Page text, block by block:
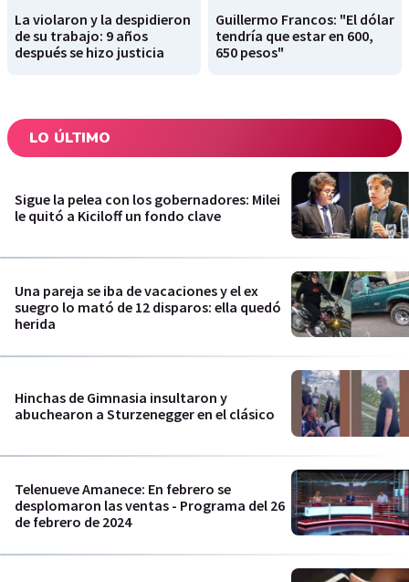
La violaron y la despidieron
de su trabajo: 9 años
después se hizo justicia
Guillermo Francos: "El dólar
tendría que estar en 600,
650 pesos"
LO ÚLTIMO
Sigue la pelea con los gobernadores: Milei
le quitó a Kiciloff un fondo clave
Una pareja se iba de vacaciones y el ex
suegro lo mató de 12 disparos: ella quedó
herida
Hinchas de Gimnasia insultaron y
abuchearon a Sturzenegger en el clásico
Telenueve Amanece: En febrero se
desplomaron las ventas - Programa del 26
de febrero de 2024